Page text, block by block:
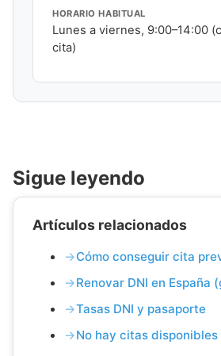
HORARIO HABITUAL
Lunes a viernes, 9:00–14:00
cita)
Sigue leyendo
Artículos relacionados
Cómo conseguir cita
Renovar DNI en España
Tasas DNI y pasaporte
No hay citas disponibles